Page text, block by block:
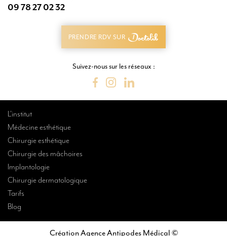
PRENDRE RDV SUR
09 78 27 02 32
Suivez-nous sur les réseaux :
L’institut
Médecine esthétique
Chirurgie esthétique
Chirurgie des mâchoires
Implantologie
Chirurgie dermatologique
Tarifs
Blog
Création Agence Antipodes Médical ©